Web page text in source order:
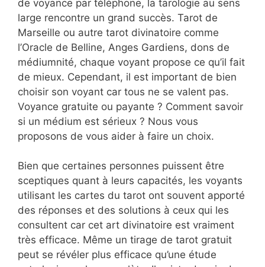
de voyance par téléphone, la tarologie au sens
large rencontre un grand succès. Tarot de
Marseille ou autre tarot divinatoire comme
l’Oracle de Belline, Anges Gardiens, dons de
médiumnité, chaque voyant propose ce qu’il fait
de mieux. Cependant, il est important de bien
choisir son voyant car tous ne se valent pas.
Voyance gratuite ou payante ? Comment savoir
si un médium est sérieux ? Nous vous
proposons de vous aider à faire un choix.
Bien que certaines personnes puissent être
sceptiques quant à leurs capacités, les voyants
utilisant les cartes du tarot ont souvent apporté
des réponses et des solutions à ceux qui les
consultent car cet art divinatoire est vraiment
très efficace. Même un tirage de tarot gratuit
peut se révéler plus efficace qu’une étude